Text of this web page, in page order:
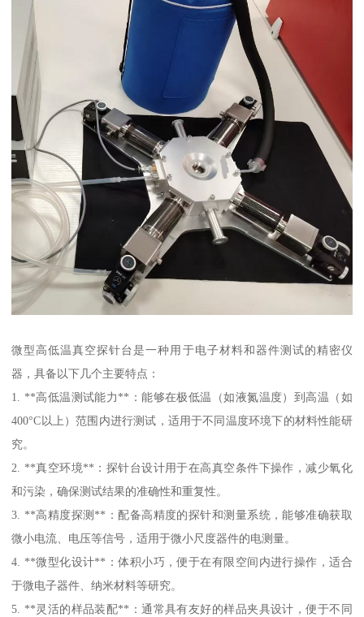
微型高低温真空探针台是一种用于电子材料和器件测试的精密仪
器，具备以下几个主要特点：
1. **高低温测试能力**：能够在极低温（如液氮温度）到高温（如
400°C以上）范围内进行测试，适用于不同温度环境下的材料性能研
究。
2. **真空环境**：探针台设计用于在高真空条件下操作，减少氧化
和污染，确保测试结果的准确性和重复性。
3. **高精度探测**：配备高精度的探针和测量系统，能够准确获取
微小电流、电压等信号，适用于微小尺度器件的电测量。
4. **微型化设计**：体积小巧，便于在有限空间内进行操作，适合
于微电子器件、纳米材料等研究。
5. **灵活的样品装配**：通常具有友好的样品夹具设计，便于不同